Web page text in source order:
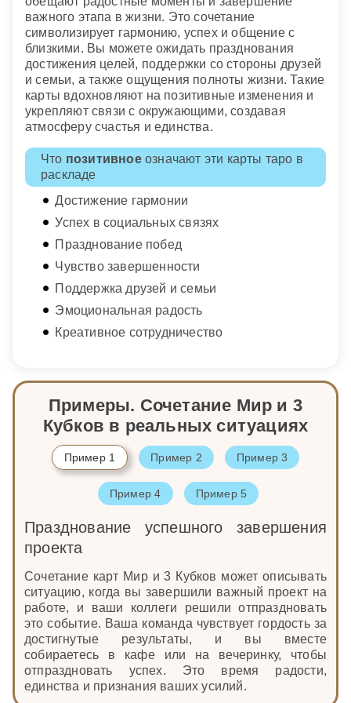
важного этапа в жизни. Это сочетание
символизирует гармонию, успех и общение с
близкими. Вы можете ожидать празднования
достижения целей, поддержки со стороны друзей
и семьи, а также ощущения полноты жизни. Такие
карты вдохновляют на позитивные изменения и
укрепляют связи с окружающими, создавая
атмосферу счастья и единства.
Что позитивноеозначают эти карты таро в
раскладе
Достижение гармонии
Успех в социальных связях
Празднование побед
Чувство завершенности
Поддержка друзей и семьи
Эмоциональная радость
Креативное сотрудничество
Примеры. Сочетание Мир и 3
Кубков в реальных ситуациях
Пример 1 Пример 2 Пример 3
Пример 4 Пример 5
Празднование успешного завершения
проекта
Сочетание карт Мир и 3 Кубков может описывать
ситуацию, когда вы завершили важный проект на
работе, и ваши коллеги решили отпраздновать
это событие. Ваша команда чувствует гордость за
достигнутые результаты, и вы вместе
собираетесь в кафе или на вечеринку, чтобы
отпраздновать успех. Это время радости,
единства и признания ваших усилий.